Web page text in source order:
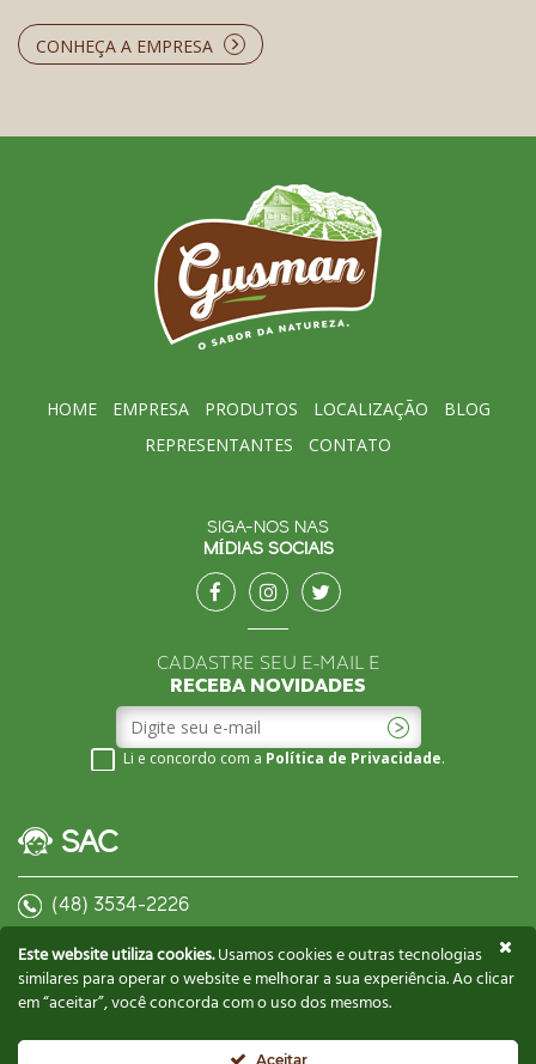
CONHEÇA A EMPRESA
HOME EMPRESA PRODUTOS LOCALIZAÇÃO
BLOG
REPRESENTANTES
CONTATO
SIGA-NOS NAS
MÍDIAS SOCIAIS
CADASTRE SEU E-MAIL E
RECEBA NOVIDADES
Li e concordo com a Política de Privacidade.
SAC
(48) 3534-2226
contato@biscoitosgusman.com.br
CONTATE UM REPRESENTANTE
Este website utiliza cookies.Usamos cookies e outras tecnologias
similares para operar o website e melhorar a sua experiência. Ao clicar
em “aceitar”, você concorda com o uso dos mesmos.
Aceitar